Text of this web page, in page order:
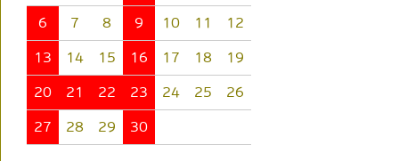
6 7 8 9 10 11 12
13 14 15 16 17 18 19
20 21 22 23 24 25 26
27 28 29 30